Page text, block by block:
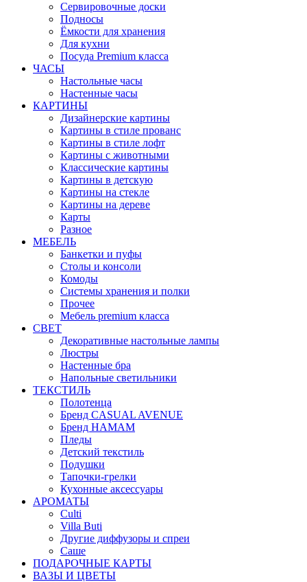
Сервировочные доски
Подносы
Ёмкости для хранения
Для кухни
Посуда Premium класса
ЧАСЫ
Настольные часы
Настенные часы
КАРТИНЫ
Дизайнерские картины
Картины в стиле прованс
Картины в стиле лофт
Картины с животными
Классические картины
Картины в детскую
Картины на стекле
Картины на дереве
Карты
Разное
МЕБЕЛЬ
Банкетки и пуфы
Столы и консоли
Комоды
Системы хранения и полки
Прочее
Мебель premium класса
СВЕТ
Декоративные настольные лампы
Люстры
Настенные бра
Напольные светильники
ТЕКСТИЛЬ
Полотенца
Бренд CASUAL AVENUE
Бренд HAMAM
Пледы
Детский текстиль
Подушки
Тапочки-грелки
Кухонные аксессуары
АРОМАТЫ
Culti
Villa Buti
Другие диффузоры и спреи
Саше
ПОДАРОЧНЫЕ КАРТЫ
ВАЗЫ И ЦВЕТЫ